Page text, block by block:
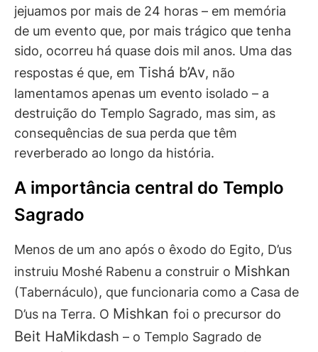
jejuamos por mais de 24 horas – em memória
de um evento que, por mais trágico que tenha
sido, ocorreu há quase dois mil anos. Uma das
respostas é que, em Tishá b’Av, não
lamentamos apenas um evento isolado – a
destruição do Templo Sagrado, mas sim, as
consequências de sua perda que têm
reverberado ao longo da história.
A importância central do Templo
Sagrado
Menos de um ano após o êxodo do Egito, D’us
instruiu Moshé Rabenu a construir o Mishkan
(Tabernáculo), que funcionaria como a Casa de
D’us na Terra. O Mishkan foi o precursor do
Beit HaMikdash – o Templo Sagrado de